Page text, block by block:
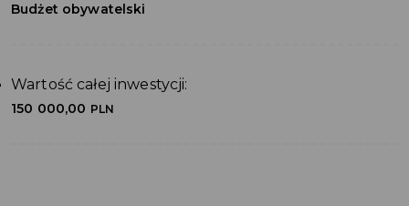
Budżet obywatelski
Wartość całej inwestycji:
150 000,00 PLN